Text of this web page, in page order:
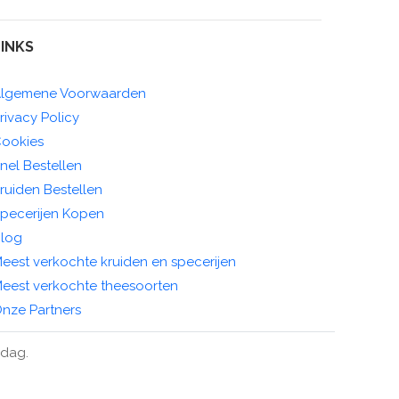
Voorwaarden
Policy
Bestellen
Bestellen
Kopen
verkochte kruiden en specerijen
verkochte theesoorten
Partners